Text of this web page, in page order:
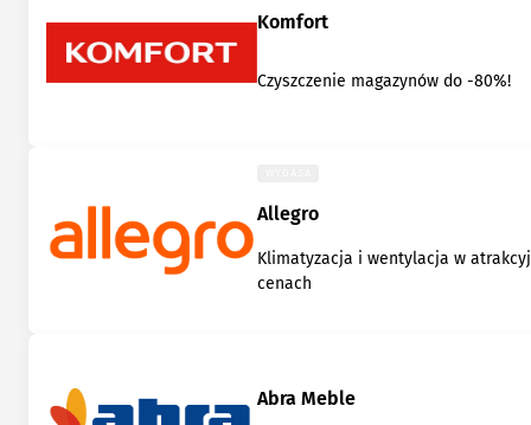
Komfort
Czyszczenie magazynów do -80%!
Allegro
Klimatyzacja i wentylacja w
cenach
Abra Meble